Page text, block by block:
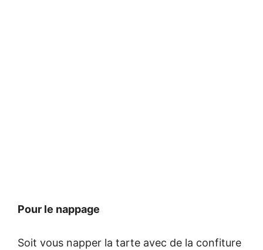
Pour le nappage
Soit vous napper la tarte avec de la confiture